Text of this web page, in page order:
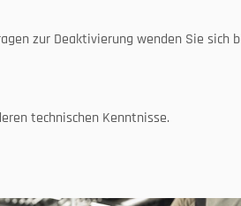
zur Deaktivierung wenden Sie sich
technischen Kenntnisse.